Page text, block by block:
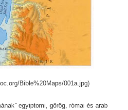
Bible%20Maps/001a.jpg)
egyiptomi, görög, római és arab